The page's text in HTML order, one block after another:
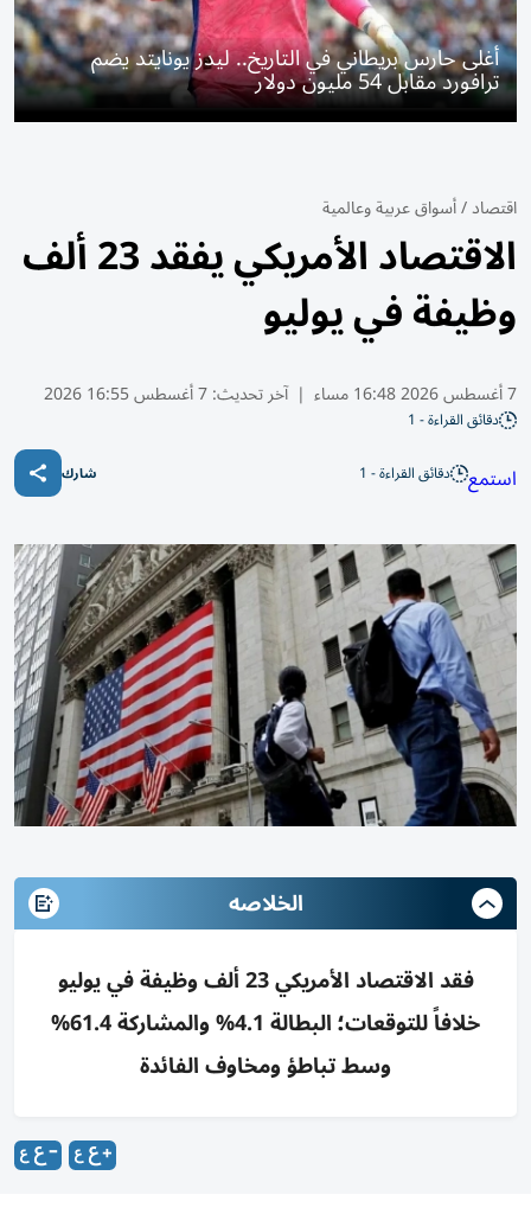
أغلى حارس بريطاني في التاريخ.. ليدز يونايتد يضم
ترافورد مقابل 54 مليون دولار
اقتصاد/أسواق عربية وعالمية
الاقتصاد الأمريكي يفقد 23 ألف
وظيفة في يوليو
7 أغسطس 2026 16:48 مساء | آخر تحديث:7 أغسطس 16:55 2026
دقائق القراءة - 1
استمع دقائق القراءة - 1 شارك
الخلاصه
فقد الاقتصاد الأمريكي 23 ألف وظيفة في يوليو
خلافاً للتوقعات؛ البطالة 4.1% والمشاركة 61.4%
وسط تباطؤ ومخاوف الفائدة